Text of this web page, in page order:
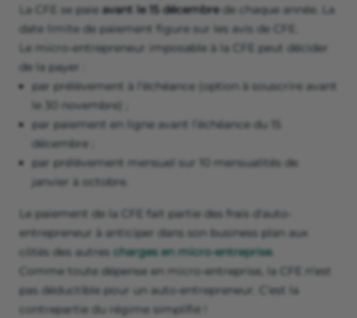
La CFE se paie avant le 15 décembrede chaque année. La
date limite de paiement figure sur les avis de CFE.
Le micro-entrepreneur imposable à la CFE peut décider
de la payer :
par prélèvement à l’échéance (option à souscrire avant
le 30 novembre) ;
par paiement en ligne avant l’échéance du 15
décembre ;
par prélèvement mensuel sur 10 mensualités de
janvier à octobre.
Le paiement de la CFE fait partie des frais d'auto-
entrepreneur à anticiper dans son business plan aux
côtés des autres charges en micro-entreprise.
Comme toute dépense en micro-entreprise, la CFE n’est
pas déductible pour un auto-entrepreneur. C’est la
contrepartie du régime simplifié !